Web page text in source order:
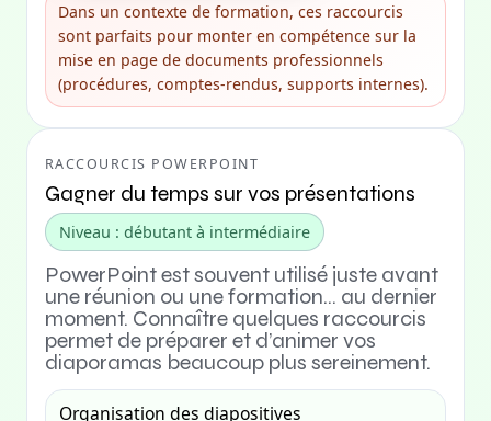
Dans un contexte de formation, ces raccourcis
sont parfaits pour monter en compétence sur la
mise en page de documents professionnels
(procédures, comptes-rendus, supports internes).
RACCOURCIS POWERPOINT
Gagner du temps sur vos présentations
Niveau : débutant à intermédiaire
PowerPoint est souvent utilisé juste avant
une réunion ou une formation… au dernier
moment. Connaître quelques raccourcis
permet de préparer et d’animer vos
diaporamas beaucoup plus sereinement.
Organisation des diapositives